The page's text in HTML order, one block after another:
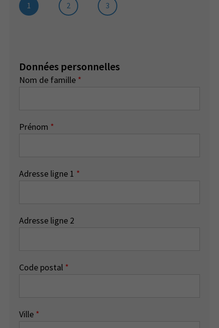
1 2 3
Données personnelles
Nom de famille *
Prénom *
Adresse ligne 1 *
Adresse ligne 2
Code postal *
Ville *